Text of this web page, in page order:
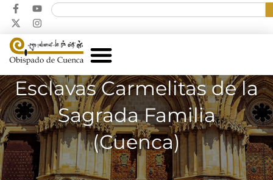
Esclavas Carmelitas de la
Sagrada Familia
(Cuenca)